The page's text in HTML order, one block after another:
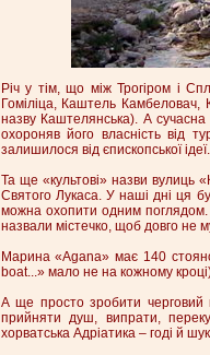
Річ у тім, що між Трогіром і
Гоміліца, Каштель
назву Каштелянська). А
охороняв його власність від
залишилося від єпископської ідеї.
Та ще «культові» назви вулиць
Святого Лукаса. У наші дні ця
можна охопити одним
назвали містечко, щоб довго не
Марина «Agana» має 140
boat...» мало не на кожному
А ще просто зробити черговий
прийняти душ, випрати,
хорватська Адріатика – годі й